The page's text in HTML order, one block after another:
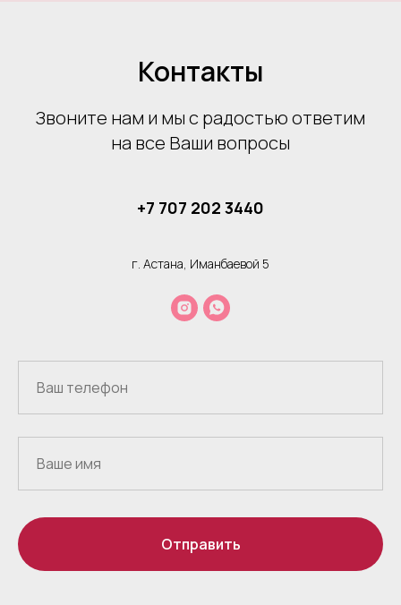
Контакты
Звоните нам и мы с радостью ответим
на все Ваши вопросы
+7 707 202 3440
г. Астана, Иманбаевой 5
Отправить